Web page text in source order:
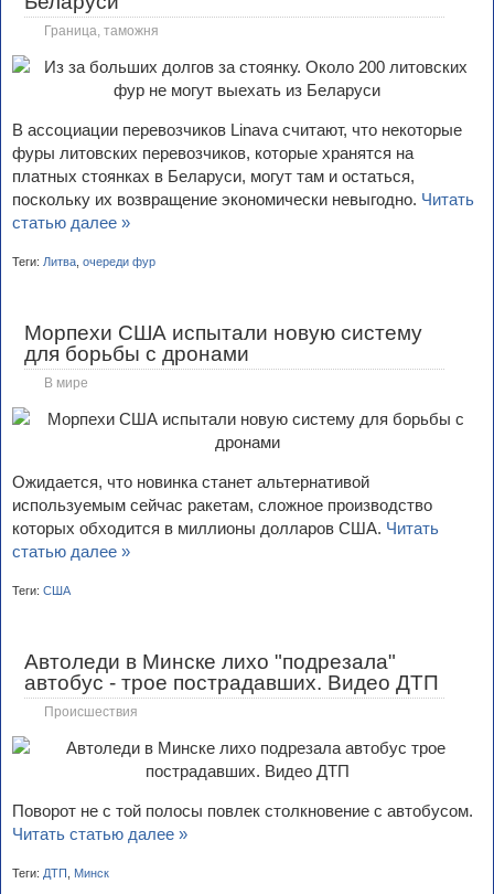
Граница, таможня
В ассоциации перевозчиков Linava считают, что некоторые
фуры литовских перевозчиков, которые хранятся на
платных стоянках в Беларуси, могут там и остаться,
поскольку их возвращение экономически невыгодно. Читать
статью далее »
Теги: Литва очереди фур
Морпехи США испытали новую систему
для борьбы с дронами
В мире
Ожидается, что новинка станет альтернативой
используемым сейчас ракетам, сложное производство
которых обходится в миллионы долларов США. Читать
статью далее »
Теги: США
Автоледи в Минске лихо "подрезала"
автобус - трое пострадавших. Видео ДТП
Происшествия
Поворот не с той полосы повлек столкновение с автобусом.
Читать статью далее »
Теги: ДТП Минск